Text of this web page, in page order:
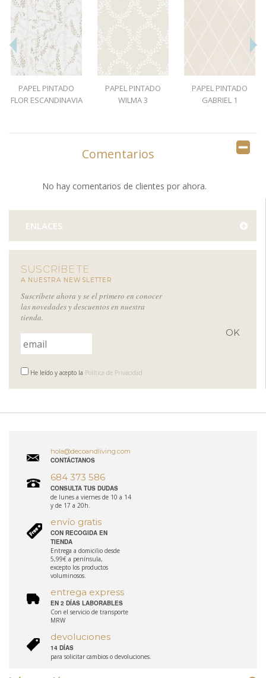
PAPEL PINTADO
FLOR ESCANDINAVIA
PAPEL PINTADO
WILMA 3
PAPEL PINTADO
GABRIEL 1
Comentarios
No hay comentarios de clientes por ahora.
ENLACES
SUSCRÍBETE
A NUESTRA NEWSLETTER
Suscríbete ahora y se el primero en conocer
las novedades y descuentos en nuestra
tienda.
He leído y acepto la Política de Privacidad
hola@decoandliving.com
CONTÁCTANOS
684 373 586
CONSULTA TUS DUDAS
de lunes a viernes de 10 a 14
y de 17 a 20h.
envío gratis
CON RECOGIDA EN
TIENDA
Entrega a domicilio desde
5,99€ a península,
excepto los productos
voluminosos.
entrega express
EN 2 DÍAS LABORABLES
Con el servicio de transporte
MRW
devoluciones
14 DÍAS
para solicitar cambios o devoluciones.